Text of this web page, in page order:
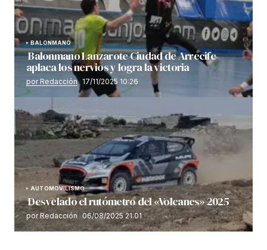
BALONMANO
Balonmano Lanzarote Ciudad de Arrecife
aplaca los nervios y logra la victoria
por Redacción 17/11/2025 10:26
AUTOMOVILISMO
Desvelado el rutómetro del «Volcanes» 2025
por Redacción 06/08/2025 21:01